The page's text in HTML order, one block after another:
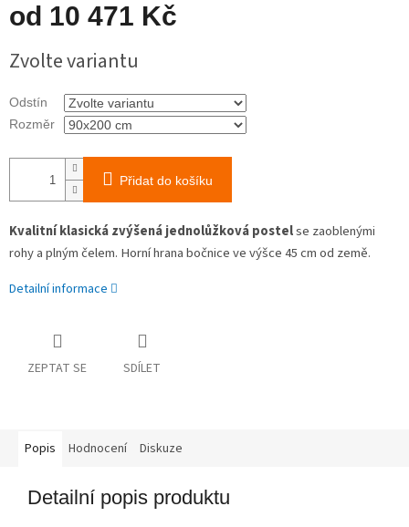
od 10 471 Kč
cena:
Zvolte variantu
Odstín
Rozměr
Přidat do košíku
Kvalitní klasická zvýšená jednolůžková postelse zaoblenými
rohy a plným čelem. Horní hrana bočnice ve výšce 45 cm od země.
Detailní informace
ZEPTAT SE SDÍLET
Popis Hodnocení Diskuze
Detailní popis produktu